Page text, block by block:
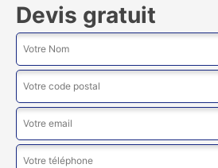
Devis gratuit